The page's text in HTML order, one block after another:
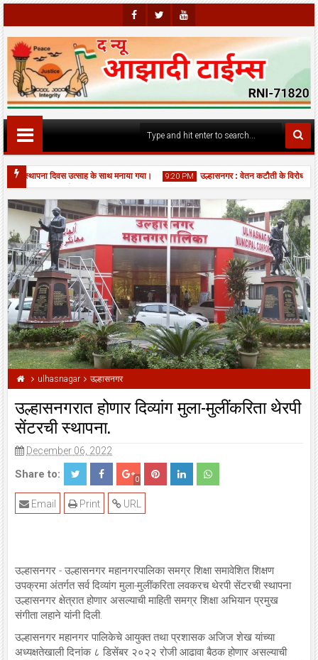
Faceb
Ook
Twitte
R
Youtu
Be
स्थापना दिवस उत्साह के साथ मनाया गया। 9:20 PM
06 Aug
2026
उल्हासनगर : वेतन कटौती के विरोध में
एकादशी पर बिर्ला मंदिर में भव्य महाआरती, श्रद्धालुओं की उमड़ी भीड़।
ulhasnagar उल्हासनगर
उल्हासनगरात होणार दिव्यांग मुला-मुलींकरिता थेरपी
सेंटरची स्थापना.
December 06, 2022
Share to: 0
URL
Print
Email
उल्हासनगर - उल्हासनगर महानगरपालिका समग्र शिक्षा समावेशित शिक्षण
उपक्रमा अंतर्गत सर्व दिव्यांग मुला-मुलींकरिता लवकरच थेरपी सेंटरची स्थापना
उल्हासनगर क्षेत्रात होणार असल्याची माहिती समग्र शिक्षा अभियान प्रमुख
संगीता लहाने यांनी दिली.
उल्हासनगर महानगर पालिकेचे आयुक्त तथा प्रशासक अजिज शेख यांच्या
अध्यक्षतेखाली दिनांक ८ डिसेंबर २०२२ रोजी आढावा बैठक होणार असल्याची